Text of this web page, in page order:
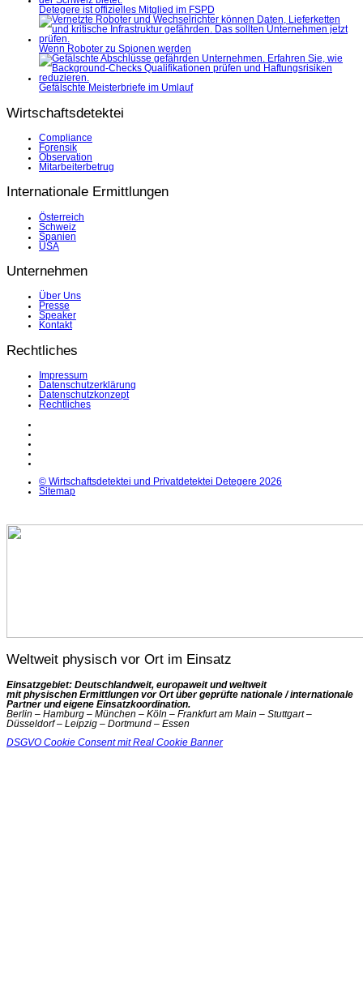
Detegere ist offizielles Mitglied im FSPD
Wenn Roboter zu Spionen werden
Gefälschte Meisterbriefe im Umlauf
Wirtschaftsdetektei
Compliance
Forensik
Observation
Mitarbeiterbetrug
Internationale Ermittlungen
Österreich
Schweiz
Spanien
USA
Unternehmen
Über Uns
Presse
Speaker
Kontakt
Rechtliches
Impressum
Datenschutzerklärung
Datenschutzkonzept
Rechtliches
© Wirtschaftsdetektei und Privatdetektei Detegere 2026
Sitemap
Weltweit physisch vor Ort im Einsatz
Einsatzgebiet: Deutschlandweit, europaweit und weltweit
mit physischen Ermittlungen vor Ort über geprüfte nationale / internationale
Partner und eigene Einsatzkoordination.
Berlin – Hamburg – München – Köln – Frankfurt am Main – Stuttgart –
Düsseldorf – Leipzig – Dortmund – Essen
DSGVO Cookie Consent mit Real Cookie Banner